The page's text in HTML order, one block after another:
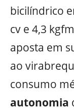
bicilíndrico
cv e 4,3
aposta em
ao
consumo
autonomia